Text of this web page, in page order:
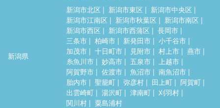
新潟県
新潟市北区 新潟市東区
新潟市中央区
新潟市江南区
新潟市秋葉区
新潟市南区
新潟市西区
新潟市西蒲区
長岡市
三条市
柏崎市 新発田市
小千谷市
加茂市
十日町市 見附市 村上市
燕市
糸魚川市
妙高市 五泉市
上越市
阿賀野市
佐渡市 魚沼市
南魚沼市
胎内市
聖籠町 弥彦村 田上町
阿賀町
出雲崎町
湯沢町 津南町
刈羽村
関川村
粟島浦村